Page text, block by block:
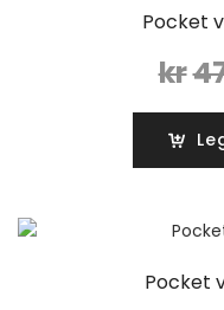
Pocket
kr
Pocket